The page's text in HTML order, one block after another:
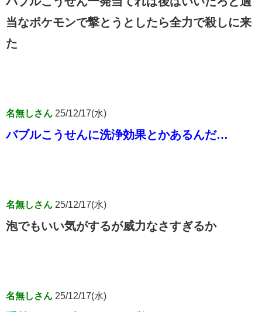
当なポケモンで撃とうとしたら全力で殺しに来
た
名無しさん 25/12/17(水)
バブルこうせんに洗浄効果とかあるんだ…
名無しさん 25/12/17(水)
泡でもいい気がするが威力なさすぎるか
名無しさん 25/12/17(水)